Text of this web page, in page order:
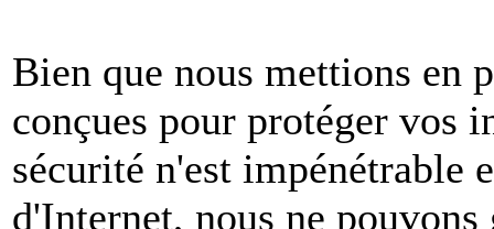
Bien que nous mettions en
conçues pour protéger vos
sécurité n'est impénétrable
d'Internet, nous ne